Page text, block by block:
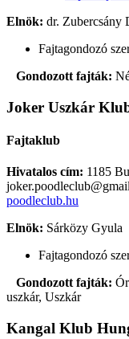
Elnök: dr. Zubercsány
Fajtagondozó
Gondozott fajták:
Joker Uszkár
Fajtaklub
Hivatalos cím: 1185
poodleclub.hu
Elnök: Sárközy Gyula
Fajtagondozó
Gondozott fajták:
uszkár, Uszkár
Kangal Klub